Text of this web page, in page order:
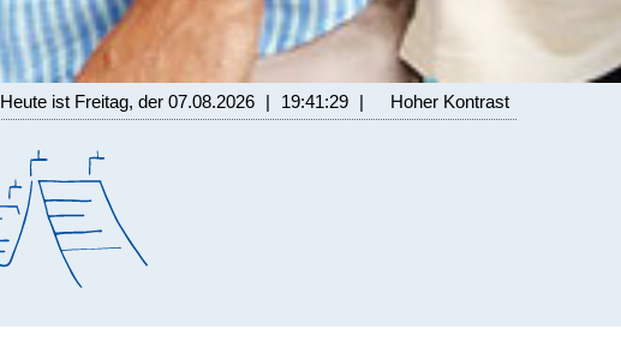
Heute ist Freitag, der 07.08.2026 | 19:41:31 | Hoher Kontrast